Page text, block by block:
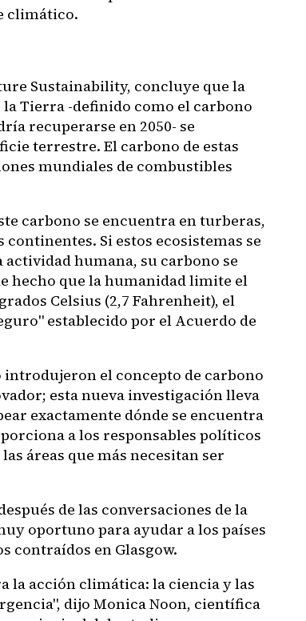
climático.
Sustainability, concluye que la
Tierra -definido como el carbono
recuperarse en 2050- se
terrestre. El carbono de estas
mundiales de combustibles
carbono se encuentra en turberas,
Si estos ecosistemas se
humana, su carbono se
hecho que la humanidad limite el
Celsius (2,7 Fahrenheit), el
establecido por el Acuerdo de
introdujeron el concepto de carbono
esta nueva investigación lleva
exactamente dónde se encuentra
a los responsables políticos
áreas que más necesitan ser
de las conversaciones de la
oportuno para ayudar a los países
contraídos en Glasgow.
la acción climática: la ciencia y las
dijo Monica Noon, científica